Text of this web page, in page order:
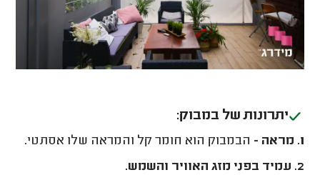
יתרונות של במבוק:
1. מראה -
הבמבוק הוא חומר קל והמראה שלו אסתטי.
2. עמיד בפני מזג האוויר והשמש.